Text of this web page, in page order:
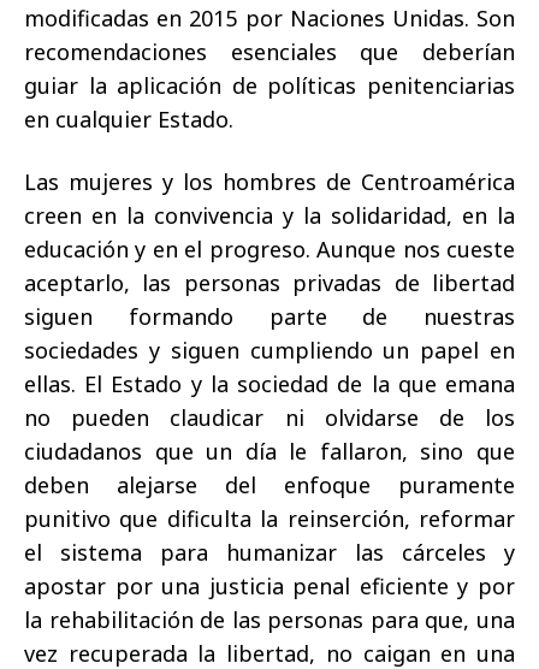
modificadas en 2015 por Naciones Unidas. Son
recomendaciones esenciales que deberían
guiar la aplicación de políticas penitenciarias
en cualquier Estado.
Las mujeres y los hombres de Centroamérica
creen en la convivencia y la solidaridad, en la
educación y en el progreso. Aunque nos cueste
aceptarlo, las personas privadas de libertad
siguen formando parte de nuestras
sociedades y siguen cumpliendo un papel en
ellas. El Estado y la sociedad de la que emana
no pueden claudicar ni olvidarse de los
ciudadanos que un día le fallaron, sino que
deben alejarse del enfoque puramente
punitivo que dificulta la reinserción, reformar
el sistema para humanizar las cárceles y
apostar por una justicia penal eficiente y por
la rehabilitación de las personas para que, una
vez recuperada la libertad, no caigan en una